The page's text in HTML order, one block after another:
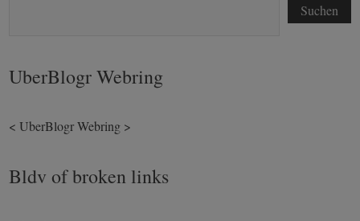
Suchen
UberBlogr Webring
< UberBlogr Webring >
Bldv of broken links